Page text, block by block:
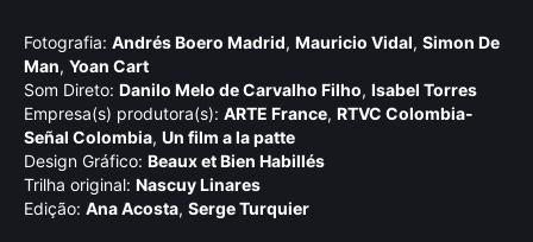
Fotografia: Andrés Boero Madrid, Mauricio Vidal, Simon De
Man, Yoan Cart
Som Direto: Danilo Melo de Carvalho Filho, Isabel Torres
Empresa(s) produtora(s): ARTE France, RTVC Colombia-
Señal Colombia, Un film a la patte
Design Gráfico: Beaux et Bien Habillés
Trilha original: Nascuy Linares
Edição: Ana Acosta, Serge Turquier